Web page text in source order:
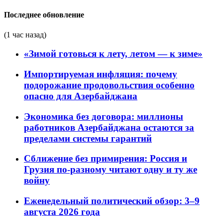
Последнее обновление
(1 час назад)
«Зимой готовься к лету, летом — к зиме»
Импортируемая инфляция: почему
подорожание продовольствия особенно
опасно для Азербайджана
Экономика без договора: миллионы
работников Азербайджана остаются за
пределами системы гарантий
Сближение без примирения: Россия и
Грузия по-разному читают одну и ту же
войну
Еженедельный политический обзор: 3–9
августа 2026 года